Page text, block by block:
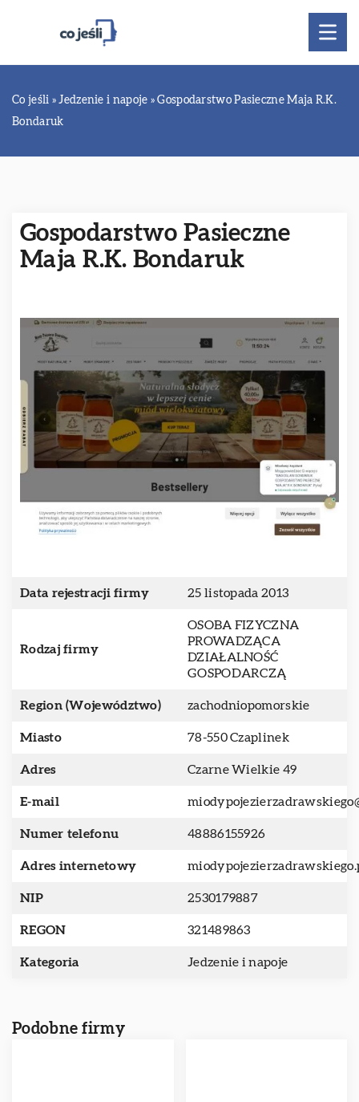
Co jeśli »Jedzenie i napoje »Gospodarstwo Pasieczne Maja R.K.
Bondaruk
Gospodarstwo Pasieczne
Maja R.K. Bondaruk
Data rejestracji firmy 25 listopada 2013
Rodzaj firmy
OSOBA FIZYCZNA
PROWADZĄCA
DZIAŁALNOŚĆ
GOSPODARCZĄ
Region (Województwo) zachodniopomorskie
Miasto 78-550 Czaplinek
Adres Czarne Wielkie 49
E-mail
Numer telefonu 48886155926
Adres internetowy
NIP 2530179887
REGON 321489863
Kategoria Jedzenie i napoje
Podobne firmy